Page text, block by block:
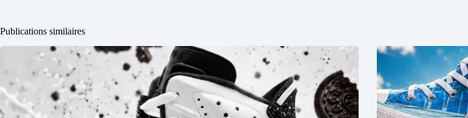
Publications similaires